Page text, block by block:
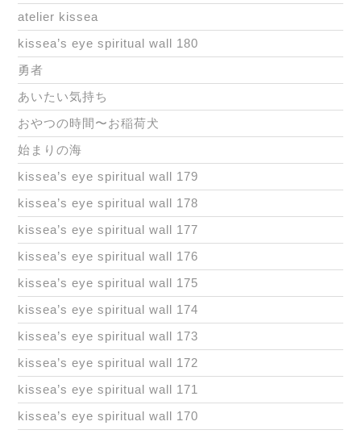
atelier kissea
kissea’s eye spiritual wall 180
勇者
あいたい気持ち
おやつの時間〜お稲荷犬
始まりの海
kissea’s eye spiritual wall 179
kissea’s eye spiritual wall 178
kissea’s eye spiritual wall 177
kissea’s eye spiritual wall 176
kissea’s eye spiritual wall 175
kissea’s eye spiritual wall 174
kissea’s eye spiritual wall 173
kissea’s eye spiritual wall 172
kissea’s eye spiritual wall 171
kissea’s eye spiritual wall 170